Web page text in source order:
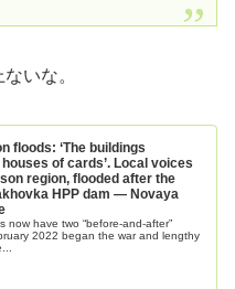
いな。
floods: ‘The buildings
of cards’. Local voices
region, flooded after the
HPP dam — Novaya
now have two “before-and-after”
2022 began the war and lengthy